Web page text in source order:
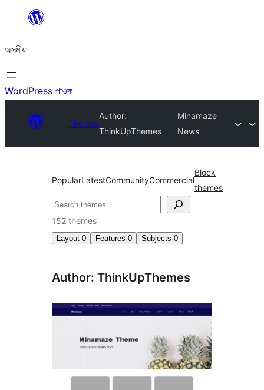
বিষয়বস্তুলৈ
যাওক
অসমীয়া
WordPress পাওক
Themes
Author:
ThinkUpThemes
Minamaze
News
PopularLatestCommunityCommercial
Block
themes
সন্ধান
কৰক
152 themes
Layout 0 Features 0 Subjects 0
Author: ThinkUpThemes